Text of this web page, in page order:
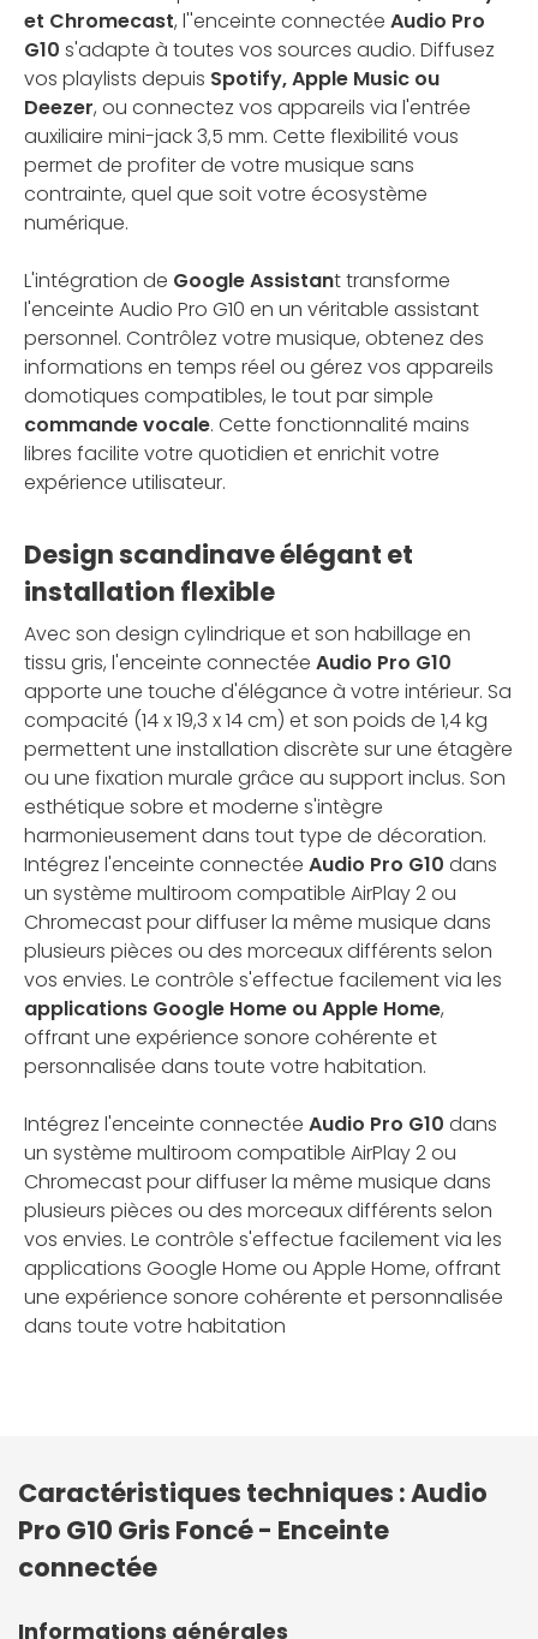
et Chromecast, l''enceinte connectée Audio Pro
G10 s'adapte à toutes vos sources audio. Diffusez
vos playlists depuis Spotify, Apple Music ou
Deezer, ou connectez vos appareils via l'entrée
auxiliaire mini-jack 3,5 mm. Cette flexibilité vous
permet de profiter de votre musique sans
contrainte, quel que soit votre écosystème
numérique.
L'intégration de Google Assistant transforme
l'enceinte Audio Pro G10 en un véritable assistant
personnel. Contrôlez votre musique, obtenez des
informations en temps réel ou gérez vos appareils
domotiques compatibles, le tout par simple
commande vocale. Cette fonctionnalité mains
libres facilite votre quotidien et enrichit votre
expérience utilisateur.
Design scandinave élégant et
installation flexible
Avec son design cylindrique et son habillage en
tissu gris, l'enceinte connectée Audio Pro G10
apporte une touche d'élégance à votre intérieur. Sa
compacité (14 x 19,3 x 14 cm) et son poids de 1,4 kg
permettent une installation discrète sur une étagère
ou une fixation murale grâce au support inclus. Son
esthétique sobre et moderne s'intègre
harmonieusement dans tout type de décoration.
Intégrez l'enceinte connectée Audio Pro G10 dans
un système multiroom compatible AirPlay 2 ou
Chromecast pour diffuser la même musique dans
plusieurs pièces ou des morceaux différents selon
vos envies. Le contrôle s'effectue facilement via les
applications Google Home ou Apple Home,
offrant une expérience sonore cohérente et
personnalisée dans toute votre habitation.
Intégrez l'enceinte connectée Audio Pro G10 dans
un système multiroom compatible AirPlay 2 ou
Chromecast pour diffuser la même musique dans
plusieurs pièces ou des morceaux différents selon
vos envies. Le contrôle s'effectue facilement via les
applications Google Home ou Apple Home, offrant
une expérience sonore cohérente et personnalisée
dans toute votre habitation
Caractéristiques techniques : Audio
Pro G10 Gris Foncé - Enceinte
connectée
Informations générales